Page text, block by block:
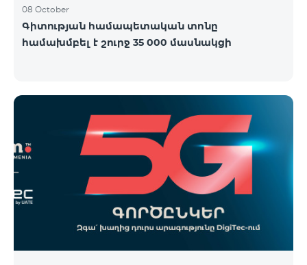
08 October
Գիտության համապետական տոնը
համախմբել է շուրջ 35 000 մասնակցի